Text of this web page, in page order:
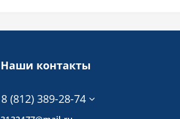
Наши контакты
8 (812) 389-28-74